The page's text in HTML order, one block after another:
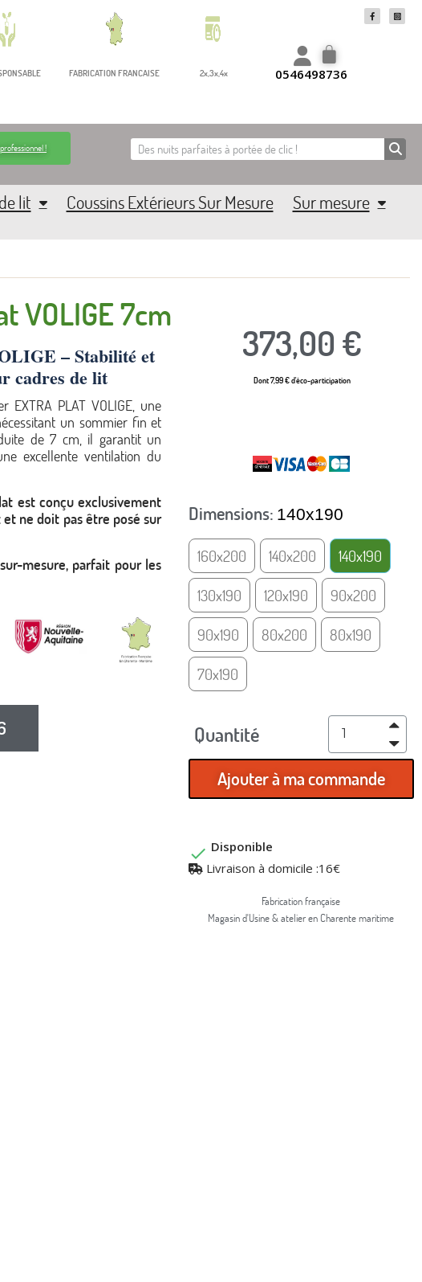
FABRICATION FRANCAISE 2x,3x,4x 0546498736
!
lit Coussins Extérieurs Sur Mesure
Sur mesure
VOLIGE 7cm
– Stabilité et
cadres de lit
PLAT VOLIGE, une
un sommier fin et
de 7 cm, il garantit un
excellente ventilation du
est conçu exclusivement
ne doit pas être posé sur
mesure, parfait pour les
373,00 €
Dont 7,99 € d'éco-participation
Dimensions 140x190
160x200 140x200
140x190
130x190
120x190
90x200
90x190
80x200
80x190
70x190
Quantité
Ajouter à ma commande
 Disponible
Livraison à domicile :16€
Fabrication française
Magasin d'Usine & atelier en Charente maritime